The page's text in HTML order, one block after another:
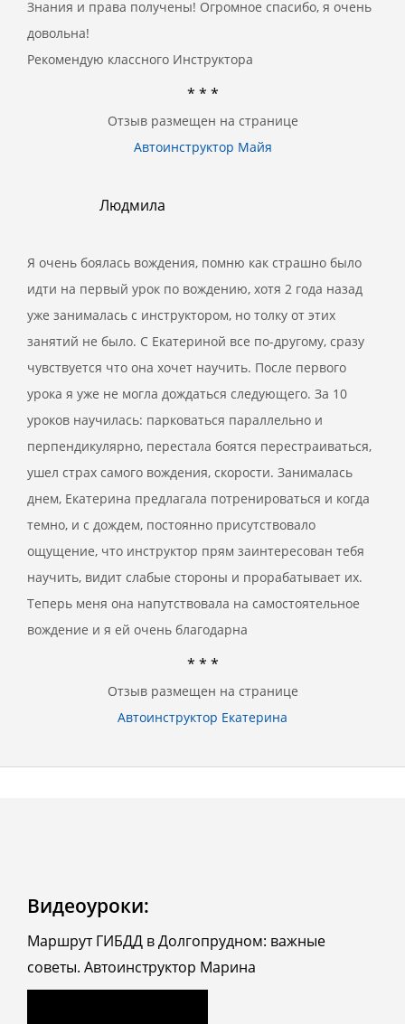
Знания и права получены! Огромное спасибо, я очень
довольна!
Рекомендую классного Инструктора
* * *
Отзыв размещен на странице
Автоинструктор Майя
Людмила
Я очень боялась вождения, помню как страшно было
идти на первый урок по вождению, хотя 2 года назад
уже занималась с инструктором, но толку от этих
занятий не было. С Екатериной все по-другому, сразу
чувствуется что она хочет научить. После первого
урока я уже не могла дождаться следующего. За 10
уроков научилась: парковаться параллельно и
перпендикулярно, перестала боятся перестраиваться,
ушел страх самого вождения, скорости. Занималась
днем, Екатерина предлагала потренироваться и когда
темно, и с дождем, постоянно присутствовало
ощущение, что инструктор прям заинтересован тебя
научить, видит слабые стороны и прорабатывает их.
Теперь меня она напутствовала на самостоятельное
вождение и я ей очень благодарна
* * *
Отзыв размещен на странице
Автоинструктор Екатерина
Видеоуроки:
Маршрут ГИБДД в Долгопрудном: важные
советы. Автоинструктор Марина